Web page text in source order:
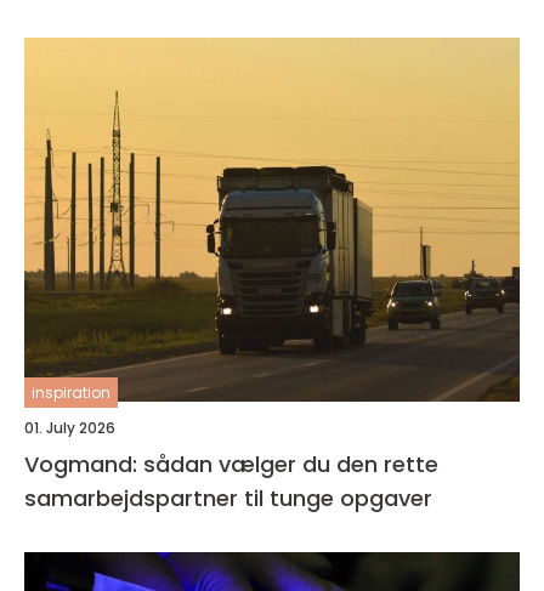
inspiration
01. July 2026
Vogmand: sådan vælger du den rette
samarbejdspartner til tunge opgaver